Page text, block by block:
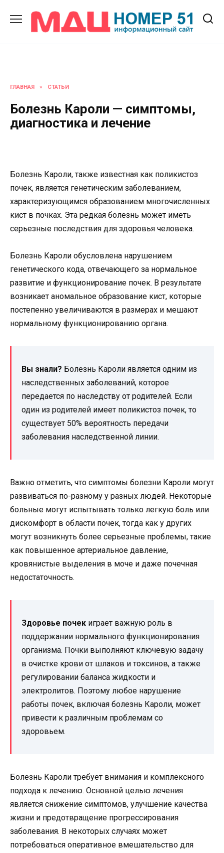
содержанию
ГЛАВНАЯ » СТАТЬИ
Болезнь Кароли — симптомы,
диагностика и лечение
Болезнь Кароли, также известная как поликистоз
почек, является генетическим заболеванием,
характеризующимся образованием многочисленных
кист в почках. Эта редкая болезнь может иметь
серьезные последствия для здоровья человека.
Болезнь Кароли обусловлена нарушением
генетического кода, отвечающего за нормальное
развитие и функционирование почек. В результате
возникает аномальное образование кист, которые
постепенно увеличиваются в размерах и мешают
нормальному функционированию органа.
Вы знали? Болезнь Кароли является одним из
наследственных заболеваний, которое
передается по наследству от родителей. Если
один из родителей имеет поликистоз почек, то
существует 50% вероятность передачи
заболевания наследственной линии.
Важно отметить, что симптомы болезни Кароли могут
развиваться по-разному у разных людей. Некоторые
больные могут испытывать только легкую боль или
дискомфорт в области почек, тогда как у других
могут возникнуть более серьезные проблемы, такие
как повышенное артериальное давление,
кровянистые выделения в моче и даже почечная
недостаточность.
Здоровье почек играет важную роль в
поддержании нормального функционирования
организма. Почки выполняют ключевую задачу
в очистке крови от шлаков и токсинов, а также
регулировании баланса жидкости и
электролитов. Поэтому любое нарушение
работы почек, включая болезнь Кароли, может
привести к различным проблемам со
здоровьем.
Болезнь Кароли требует внимания и комплексного
подхода к лечению. Основной целью лечения
является снижение симптомов, улучшение качества
жизни и предотвращение прогрессирования
заболевания. В некоторых случаях может
потребоваться оперативное вмешательство для